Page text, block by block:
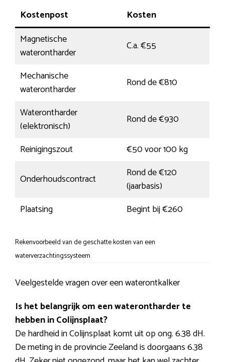
Kostenpost
Kosten
Magnetische
waterontharder
C.a. €55
Mechanische
waterontharder
Rond de €810
Waterontharder
(elektronisch)
Rond de €930
Reinigingszout
€50 voor 100 kg
Onderhoudscontract
Rond de €120
(jaarbasis)
Plaatsing
Begint bij €260
Rekenvoorbeeld van de geschatte kosten van een
waterverzachtingssysteem
Veelgestelde vragen over een waterontkalker
Is het belangrijk om een waterontharder te
hebben in Colijnsplaat?
De hardheid in Colijnsplaat komt uit op ong. 6.38 dH.
De meting in de provincie Zeeland is doorgaans 6.38